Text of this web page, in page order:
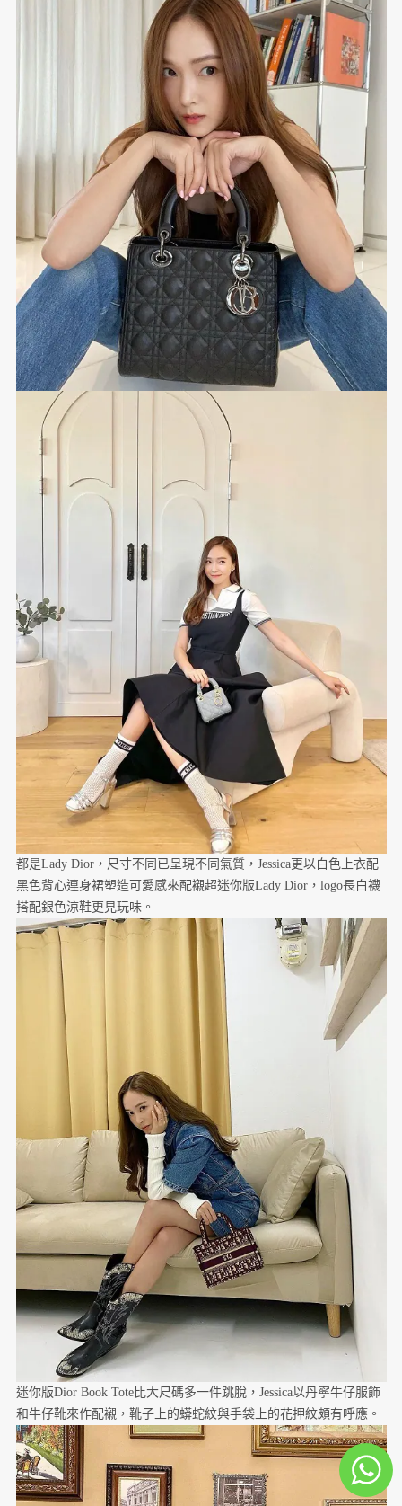
都是Lady Dior，尺寸不同已呈現不同氣質，Jessica更以白色上衣配
黑色背心連身裙塑造可愛感來配襯超迷你版Lady Dior，logo長白襪
搭配銀色涼鞋更見玩味。
迷你版Dior Book Tote比大尺碼多一件跳脫，Jessica以丹寧牛仔服飾
和牛仔靴來作配襯，靴子上的蟒蛇紋與手袋上的花押紋頗有呼應。